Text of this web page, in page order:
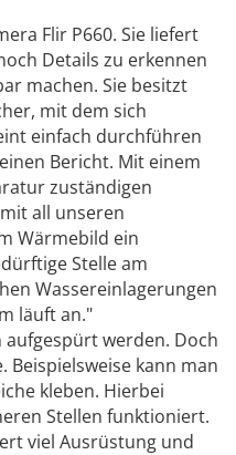
Flir P660. Sie liefert
Details zu erkennen
machen. Sie besitzt
mit dem sich
einfach durchführen
Bericht. Mit einem
zuständigen
all unseren
Wärmebild ein
Stelle am
Wassereinlagerungen
läuft an."
werden. Doch
kann man
kleben. Hierbei
Stellen funktioniert.
viel Ausrüstung und